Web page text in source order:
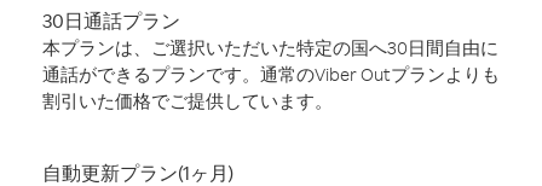
30日通話プラン
本プランは、ご選択いただいた特定の国へ30日間自由に
通話ができるプランです。通常のViber Outプランよりも
割引いた価格でご提供しています。
自動更新プラン(1ヶ月)